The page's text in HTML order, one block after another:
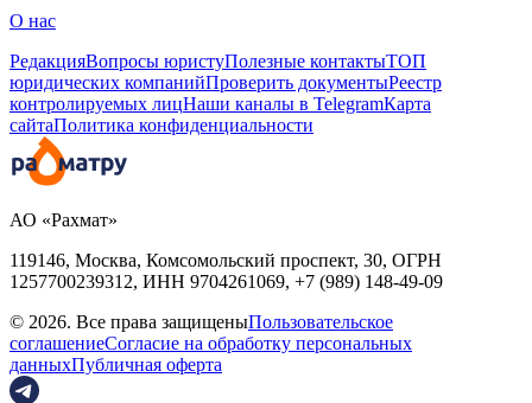
О нас
РедакцияВопросы юристуПолезные контактыТОП
юридических компанийПроверить документыРеестр
контролируемых лицНаши каналы в TelegramКарта
сайтаПолитика конфиденциальности
АО «Рахмат»
119146, Москва, Комсомольский проспект, 30, ОГРН
1257700239312, ИНН 9704261069, +7 (989) 148-49-09
© 2026. Все права защищеныПользовательское
соглашениеСогласие на обработку персональных
данныхПубличная оферта